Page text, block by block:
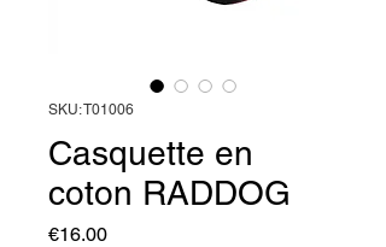
SKU: T01006
Casquette en
coton RADDOG
€16.00Price